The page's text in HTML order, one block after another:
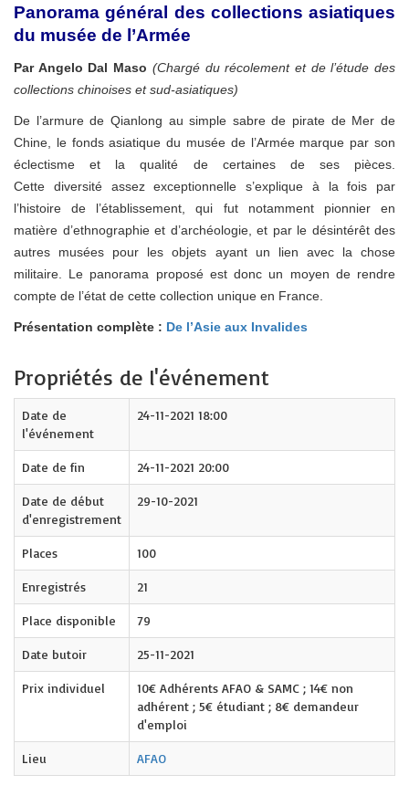
Panorama général des collections asiatiques
du musée de l’Armée
Par Angelo Dal Maso (Chargé du récolement et de l’étude des
collections chinoises et sud-asiatiques)
De l’armure de Qianlong au simple sabre de pirate de Mer de
Chine, le fonds asiatique du musée de l’Armée marque par son
éclectisme et la qualité de certaines de ses pièces.
Cette diversité assez exceptionnelle s’explique à la fois par
l’histoire de l’établissement, qui fut notamment pionnier en
matière d’ethnographie et d’archéologie, et par le désintérêt des
autres musées pour les objets ayant un lien avec la chose
militaire. Le panorama proposé est donc un moyen de rendre
compte de l’état de cette collection unique en France.
Présentation complète : De l’Asie aux Invalides
Propriétés de l'événement
Date de
l'événement
24-11-2021 18:00
Date de fin 24-11-2021 20:00
Date de début
d'enregistrement
29-10-2021
Places 100
Enregistrés 21
Place disponible 79
Date butoir 25-11-2021
Prix individuel
10€ Adhérents AFAO & SAMC ; 14€ non
adhérent ; 5€ étudiant ; 8€ demandeur
d'emploi
Lieu AFAO